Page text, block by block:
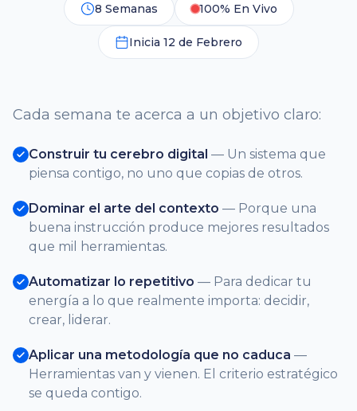
8 Semanas 100% En Vivo
Inicia 12 de Febrero
Cada semana te acerca a un objetivo claro:
Construir tu cerebro digital — Un sistema que
piensa contigo, no uno que copias de otros.
Dominar el arte del contexto — Porque una
buena instrucción produce mejores resultados
que mil herramientas.
Automatizar lo repetitivo — Para dedicar tu
energía a lo que realmente importa: decidir,
crear, liderar.
Aplicar una metodología que no caduca —
Herramientas van y vienen. El criterio estratégico
se queda contigo.